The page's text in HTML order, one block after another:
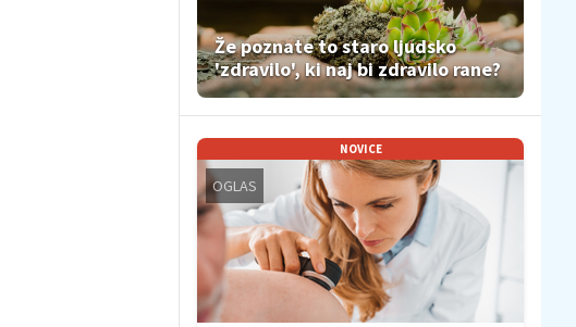
Že poznate to staro ljudsko
'zdravilo', ki naj bi zdravilo rane?
NOVICE
OGLAS